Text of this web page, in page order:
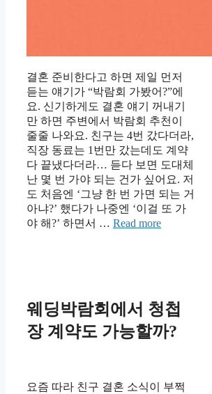
결혼 준비한다고 하면 제일 먼저
듣는 얘기가 “박람회 가봤어?”에
요. 신기하게도 결혼 얘기 꺼내기
만 하면 주변에서 박람회 추천이
줄줄 나와요. 친구는 4번 갔다더라,
직장 동료는 1번만 갔는데도 계약
다 끝냈다더라… 듣다 보면 도대체
난 몇 번 가야 되는 건가 싶어요. 저
도 처음엔 ‘그냥 한 번 가면 되는 거
아냐?’ 했다가 나중엔 ‘이걸 또 가
야 해?’ 하면서 … Read more
웨딩박람회에서 청첩
장 계약도 가능할까?
요즘 따라 친구 결혼 소식이 부쩍